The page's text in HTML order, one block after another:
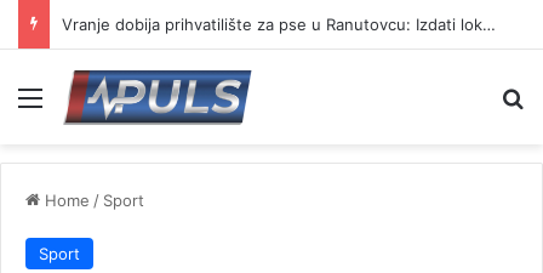
Vranje dobija prihvatilište za pse u Ranutovcu: Izdati lokacijski uslovi za izgradnju
Menu
Home / Sport
Sport